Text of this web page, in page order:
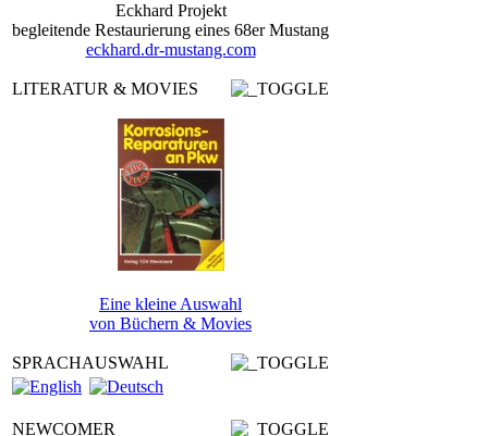
Eckhard Projekt
begleitende Restaurierung eines 68er Mustang
eckhard.dr-mustang.com
LITERATUR & MOVIES
Eine kleine Auswahl
von Büchern & Movies
SPRACHAUSWAHL
NEWCOMER